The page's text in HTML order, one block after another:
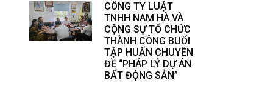
CÔNG TY LUẬT
TNHH NAM HÀ VÀ
CỘNG SỰ TỔ CHỨC
THÀNH CÔNG BUỔI
TẬP HUẤN CHUYÊN
ĐỀ “PHÁP LÝ DỰ ÁN
BẤT ĐỘNG SẢN”